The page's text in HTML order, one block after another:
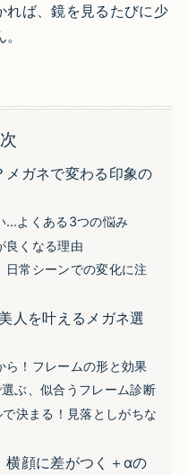
れば、鏡を見るたびに少
メガネで変わる印象の
…よくある3つの悩み
良くなる理由
日常シーンでの変化に注
人を叶えるメガネ選
ら！フレームの形と効果
ぶ、似合うフレーム診断
決まる！見落としがちな
横顔に差がつく＋αの